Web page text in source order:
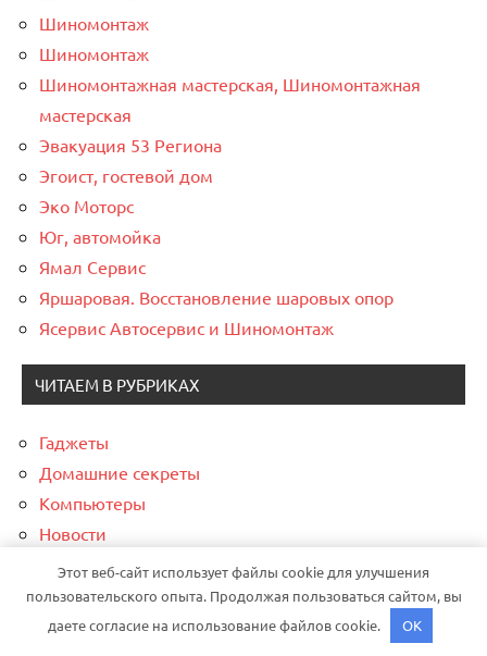
Шиномонтаж
Шиномонтаж
Шиномонтажная мастерская, Шиномонтажная
мастерская
Эвакуация 53 Региона
Эгоист, гостевой дом
Эко Моторс
Юг, автомойка
Ямал Сервис
Яршаровая. Восстановление шаровых опор
Ясервис Автосервис и Шиномонтаж
ЧИТАЕМ В РУБРИКАХ
Гаджеты
Домашние секреты
Компьютеры
Новости
Спорт
Финансы
Этот веб-сайт использует файлы cookie для улучшения
пользовательского опыта. Продолжая пользоваться сайтом, вы
даете согласие на использование файлов cookie.
OK